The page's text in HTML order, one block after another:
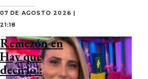
07 DE AGOSTO 2026 |
21:18
Remezón en
Hay que
decirlo!: